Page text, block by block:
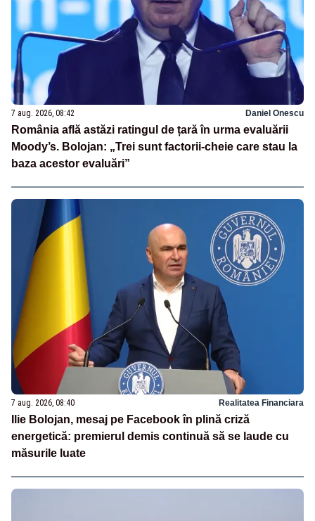
7 aug. 2026, 08:42 Daniel Onescu
România află astăzi ratingul de țară în urma evaluării
Moody’s. Bolojan: „Trei sunt factorii-cheie care stau la
baza acestor evaluări”
7 aug. 2026, 08:40 Realitatea Financiara
Ilie Bolojan, mesaj pe Facebook în plină criză
energetică: premierul demis continuă să se laude cu
măsurile luate